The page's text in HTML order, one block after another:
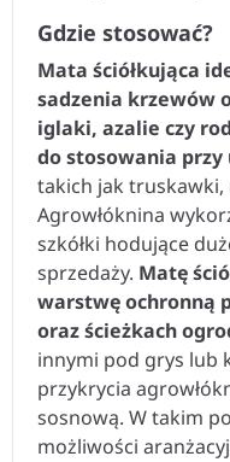
Gdzie stosować?
Mata ściółkująca
sadzenia krzewów
iglaki, azalie czy
do stosowania
takich jak
Agrowłóknina
szkółki hodujące
sprzedaży. Matę
warstwę ochronną
oraz ścieżkach
innymi pod grys lub
przykrycia
sosnową. W takim
możliwości